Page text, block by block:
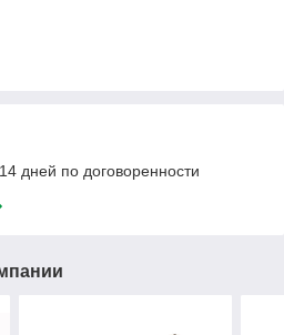
дней по договоренности